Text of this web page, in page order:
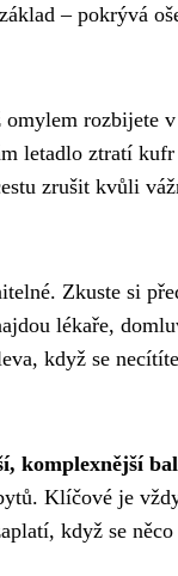
– pokrývá
omylem rozbijete
letadlo ztratí
zrušit kvůli
Zkuste si
lékaře,
když se
komplexnější
Klíčové je
když se něco